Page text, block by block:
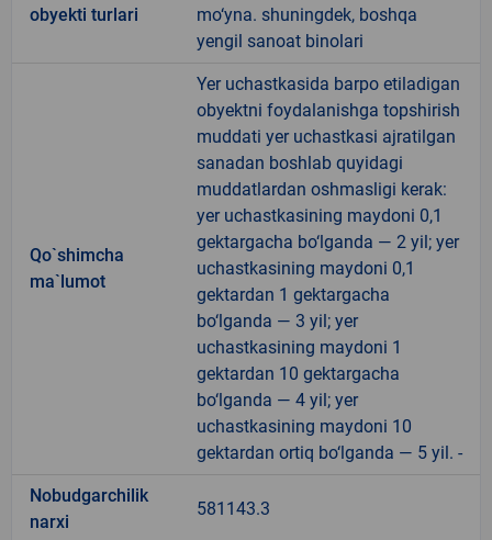
obyekti turlari
mo‘yna. shuningdek, boshqa
yengil sanoat binolari
Qo`shimcha
ma`lumot
Yer uchastkasida barpo etiladigan
obyektni foydalanishga topshirish
muddati yer uchastkasi ajratilgan
sanadan boshlab quyidagi
muddatlardan oshmasligi kerak:
yer uchastkasining maydoni 0,1
gektargacha bo‘lganda — 2 yil; yer
uchastkasining maydoni 0,1
gektardan 1 gektargacha
bo‘lganda — 3 yil; yer
uchastkasining maydoni 1
gektardan 10 gektargacha
bo‘lganda — 4 yil; yer
uchastkasining maydoni 10
gektardan ortiq bo‘lganda — 5 yil. -
Nobudgarchilik
narxi
581143.3